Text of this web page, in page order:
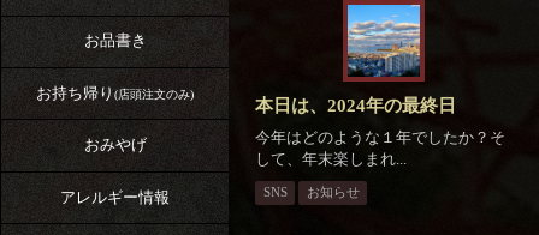
お品書き
お持ち帰り (店頭注文のみ)
おみやげ
アレルギー情報
本日は、2024年の最終日
今年はどのような１年でしたか？そ
して、年末楽しまれ...
SNS お知らせ